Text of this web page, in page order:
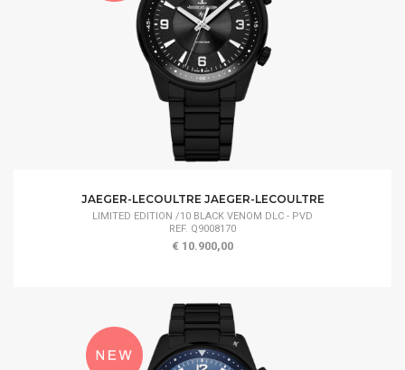
JAEGER-LECOULTRE JAEGER-LECOULTRE
LIMITED EDITION /10 BLACK VENOM DLC - PVD
REF. Q9008170
€ 10.900,00